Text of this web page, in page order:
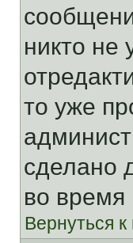
никто не
то уже
сделано
во время
Вернуться к